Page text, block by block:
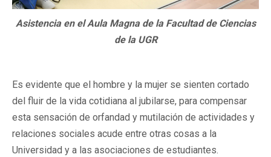
Asistencia en el Aula Magna de la Facultad de Ciencias
de la UGR
Es evidente que el hombre y la mujer se sienten cortado
del fluir de la vida cotidiana al jubilarse, para compensar
esta sensación de orfandad y mutilación de actividades y
relaciones sociales acude entre otras cosas a la
Universidad y a las asociaciones de estudiantes.